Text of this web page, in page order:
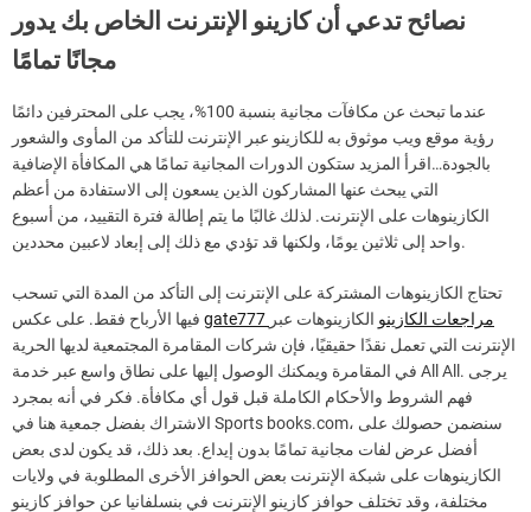
نصائح تدعي أن كازينو الإنترنت الخاص بك يدور
مجانًا تمامًا
عندما تبحث عن مكافآت مجانية بنسبة 100%، يجب على المحترفين دائمًا
رؤية موقع ويب موثوق به للكازينو عبر الإنترنت للتأكد من المأوى والشعور
بالجودة…اقرأ المزيد ستكون الدورات المجانية تمامًا هي المكافأة الإضافية
التي يبحث عنها المشاركون الذين يسعون إلى الاستفادة من أعظم
الكازينوهات على الإنترنت. لذلك غالبًا ما يتم إطالة فترة التقييد، من أسبوع
واحد إلى ثلاثين يومًا، ولكنها قد تؤدي مع ذلك إلى إبعاد لاعبين محددين.
تحتاج الكازينوهات المشتركة على الإنترنت إلى التأكد من المدة التي تسحب
gate777 مراجعات الكازينو الكازينوهات عبر
الإنترنت التي تعمل نقدًا حقيقيًا، فإن شركات المقامرة المجتمعية لديها الحرية
في المقامرة ويمكنك الوصول إليها على نطاق واسع عبر خدمة All All. يرجى
فهم الشروط والأحكام الكاملة قبل قول أي مكافأة. فكر في أنه بمجرد
الاشتراك بفضل جمعية هنا في Sports books.com، سنضمن حصولك على
أفضل عرض لفات مجانية تمامًا بدون إيداع. بعد ذلك، قد يكون لدى بعض
الكازينوهات على شبكة الإنترنت بعض الحوافز الأخرى المطلوبة في ولايات
مختلفة، وقد تختلف حوافز كازينو الإنترنت في بنسلفانيا عن حوافز كازينو